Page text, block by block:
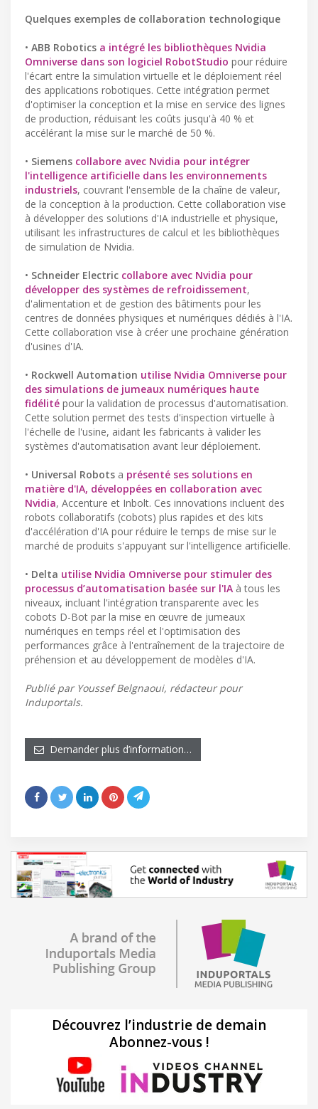
Quelques exemples de collaboration technologique
• ABB Robotics a intégré les bibliothèques Nvidia
Omniverse dans son logiciel RobotStudio pour réduire
l'écart entre la simulation virtuelle et le déploiement réel
des applications robotiques. Cette intégration permet
d'optimiser la conception et la mise en service des lignes
de production, réduisant les coûts jusqu'à 40 % et
accélérant la mise sur le marché de 50 %.
• Siemens collabore avec Nvidia pour intégrer
l'intelligence artificielle dans les environnements
industriels, couvrant l'ensemble de la chaîne de valeur,
de la conception à la production. Cette collaboration vise
à développer des solutions d'IA industrielle et physique,
utilisant les infrastructures de calcul et les bibliothèques
de simulation de Nvidia.
• Schneider Electric collabore avec Nvidia pour
développer des systèmes de refroidissement,
d'alimentation et de gestion des bâtiments pour les
centres de données physiques et numériques dédiés à l'IA.
Cette collaboration vise à créer une prochaine génération
d'usines d'IA.
• Rockwell Automation utilise Nvidia Omniverse pour
des simulations de jumeaux numériques haute
fidélité pour la validation de processus d'automatisation.
Cette solution permet des tests d'inspection virtuelle à
l'échelle de l'usine, aidant les fabricants à valider les
systèmes d'automatisation avant leur déploiement.
• Universal Robots a présenté ses solutions en
matière d'IA, développées en collaboration avec
Nvidia, Accenture et Inbolt. Ces innovations incluent des
robots collaboratifs (cobots) plus rapides et des kits
d'accélération d'IA pour réduire le temps de mise sur le
marché de produits s'appuyant sur l'intelligence artificielle.
• Delta utilise Nvidia Omniverse pour stimuler des
processus d’automatisation basée sur l'IA à tous les
niveaux, incluant l'intégration transparente avec les
cobots D-Bot par la mise en œuvre de jumeaux
numériques en temps réel et l'optimisation des
performances grâce à l'entraînement de la trajectoire de
préhension et au développement de modèles d'IA.
Publié par Youssef Belgnaoui, rédacteur pour
Induportals.
Demander plus d’information…
Découvrez l’industrie de demain
Abonnez-vous !